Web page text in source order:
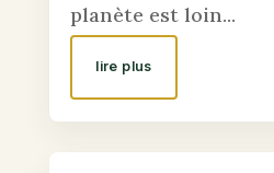
planète est loin...
lire plus